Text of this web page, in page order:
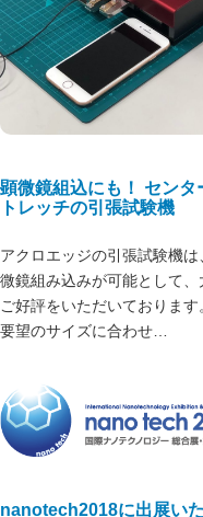
顕微鏡組込にも！ センタ
トレッチの引張試験機
アクロエッジの引張試験機は
微鏡組み込みが可能として、
ご好評をいただいております
要望のサイズに合わせ…
nanotech2018に出展い